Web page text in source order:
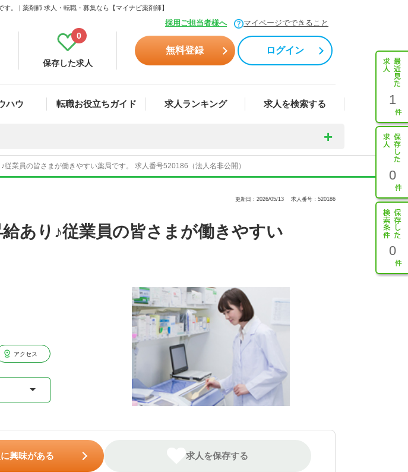
。 | 薬剤師 求人・転職・募集なら【マイナビ薬剤師】
採用ご担当者様へ マイページでできること
保存した求人
0
無料登録 ログイン
ハウ 転職お役立ちガイド 求人ランキング 求人を検索する 1
0
0
業員の皆さまが働きやすい薬局です。 求人番号520186（法人名非公開）
更新日：2026/05/13 求人番号：520186
あり♪従業員の皆さまが働きやすい
アクセス
興味がある 求人を保存する